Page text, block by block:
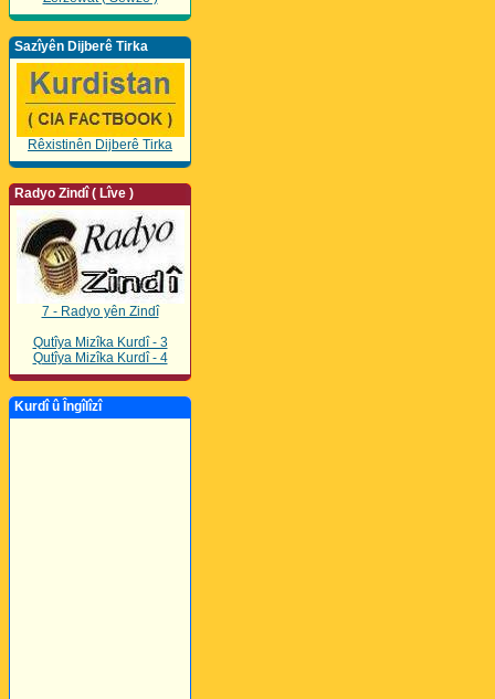
Sazîyên Dijberê Tirka
Rêxistinên Dijberê Tirka
Radyo Zindî ( Lîve )
7 - Radyo yên Zindî
Qutîya Mizîka Kurdî - 3
Qutîya Mizîka Kurdî - 4
Kurdî û Îngîlîzî